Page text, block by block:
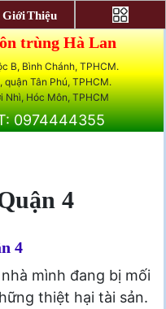
trùng Hà Lan
B, Bình Chánh, TPHCM.
quận Tân Phú, TPHCM.
Nhì, Hóc Môn, TPHCM
0974444355
4
4
mình đang bị mối
thiệt hại tài sản.
Giới Thiệu